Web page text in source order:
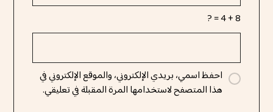
8 + 4 = ?
احفظ اسمي، بريدي الإلكتروني، والموقع الإلكتروني في
هذا المتصفح لاستخدامها المرة المقبلة في تعليقي.